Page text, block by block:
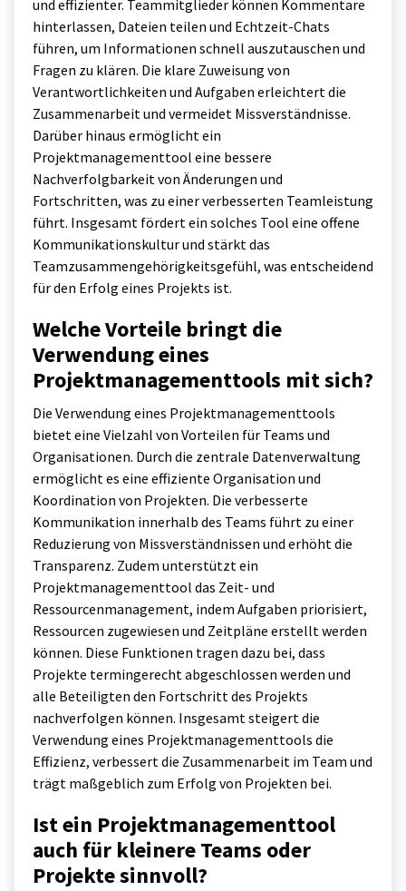
und effizienter. Teammitglieder können Kommentare
hinterlassen, Dateien teilen und Echtzeit-Chats
führen, um Informationen schnell auszutauschen und
Fragen zu klären. Die klare Zuweisung von
Verantwortlichkeiten und Aufgaben erleichtert die
Zusammenarbeit und vermeidet Missverständnisse.
Darüber hinaus ermöglicht ein
Projektmanagementtool eine bessere
Nachverfolgbarkeit von Änderungen und
Fortschritten, was zu einer verbesserten Teamleistung
führt. Insgesamt fördert ein solches Tool eine offene
Kommunikationskultur und stärkt das
Teamzusammengehörigkeitsgefühl, was entscheidend
für den Erfolg eines Projekts ist.
Welche Vorteile bringt die
Verwendung eines
Projektmanagementtools mit sich?
Die Verwendung eines Projektmanagementtools
bietet eine Vielzahl von Vorteilen für Teams und
Organisationen. Durch die zentrale Datenverwaltung
ermöglicht es eine effiziente Organisation und
Koordination von Projekten. Die verbesserte
Kommunikation innerhalb des Teams führt zu einer
Reduzierung von Missverständnissen und erhöht die
Transparenz. Zudem unterstützt ein
Projektmanagementtool das Zeit- und
Ressourcenmanagement, indem Aufgaben priorisiert,
Ressourcen zugewiesen und Zeitpläne erstellt werden
können. Diese Funktionen tragen dazu bei, dass
Projekte termingerecht abgeschlossen werden und
alle Beteiligten den Fortschritt des Projekts
nachverfolgen können. Insgesamt steigert die
Verwendung eines Projektmanagementtools die
Effizienz, verbessert die Zusammenarbeit im Team und
trägt maßgeblich zum Erfolg von Projekten bei.
Ist ein Projektmanagementtool
auch für kleinere Teams oder
Projekte sinnvoll?